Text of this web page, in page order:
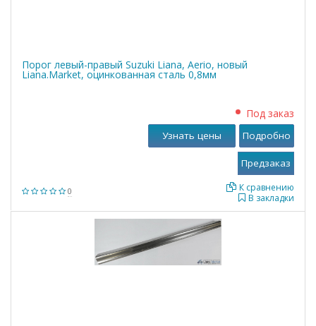
Порог левый-правый Suzuki Liana, Aerio, новый
Liana.Market, оцинкованная сталь 0,8мм
0
Под заказ
В закладки
К сравнению
Узнать цены Подробно